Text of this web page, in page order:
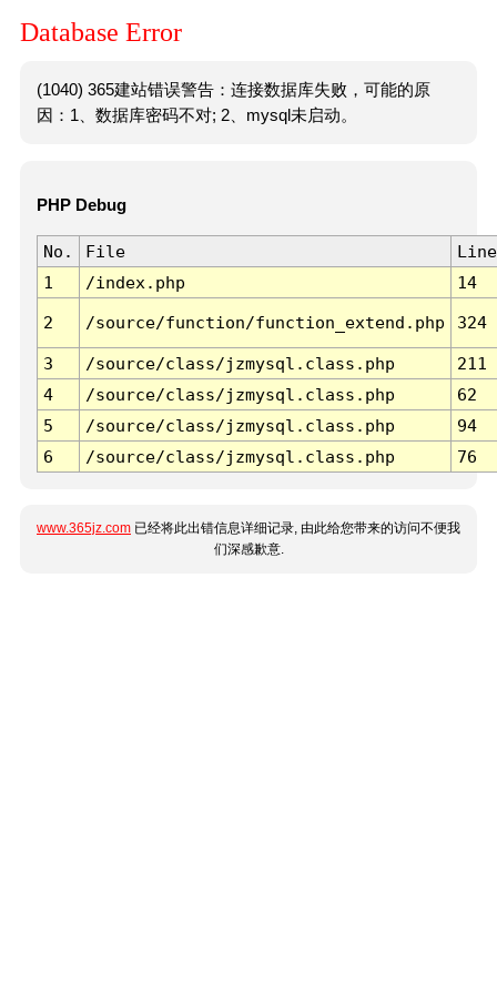
Database Error
(1040) 365建站错误警告：连接数据库失败，可能的原
因：1、数据库密码不对; 2、mysql未启动。
PHP Debug
No. File
Line
1
/index.php 14
2 /source/function/function_extend.php 324
3 /source/class/jzmysql.class.php
211
4
/source/class/jzmysql.class.php
62
5
/source/class/jzmysql.class.php
94
6
/source/class/jzmysql.class.php 76
www.365jz.com 已经将此出错信息详细记录, 由此给您带来的访问不便我
们深感歉意.